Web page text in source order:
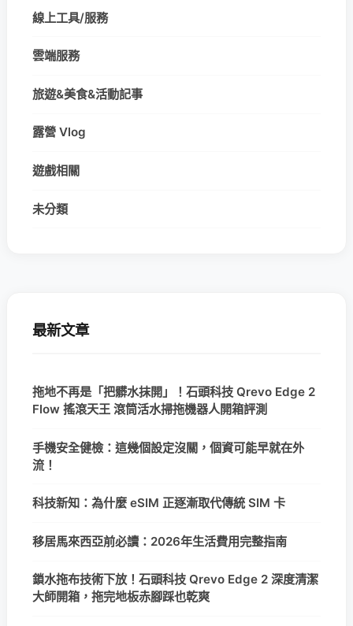
線上工具/服務
雲端服務
旅遊&美食&活動記事
露營 Vlog
遊戲相關
未分類
最新文章
拖地不再是「把髒水抹開」！石頭科技 Qrevo Edge 2
Flow 搖滾天王 滾筒活水掃拖機器人開箱評測
手機安全健檢：這幾個設定沒關，個資可能早就在外
流！
科技新知：為什麼 eSIM 正逐漸取代傳統 SIM 卡
移居馬來西亞前必讀：2026年生活費用完整指南
鎖水拖布技術下放！石頭科技 Qrevo Edge 2 深度清潔
大師開箱，拖完地板赤腳踩也乾爽